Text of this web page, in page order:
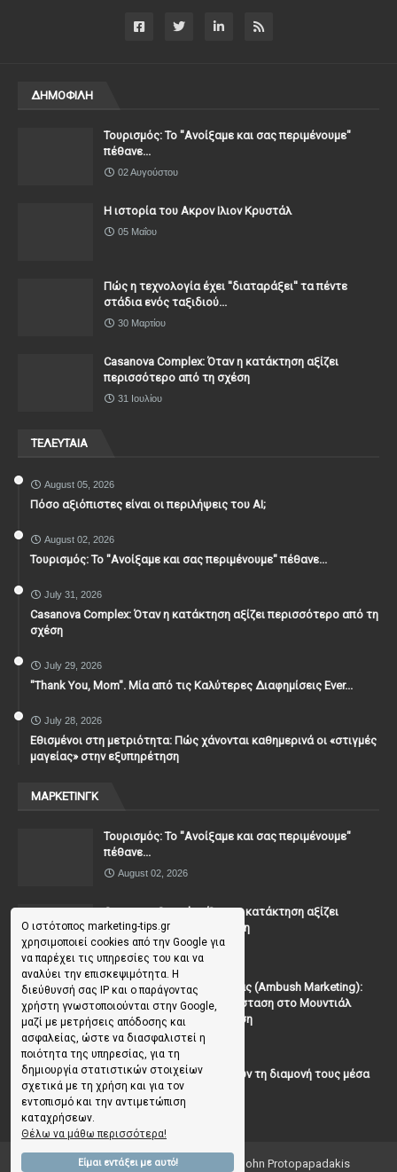
Ο ιστότοπος marketing-tips.gr
χρησιμοποιεί cookies από την Google για
να παρέχει τις υπηρεσίες του και να
αναλύει την επισκεψιμότητα. Η
διεύθυνσή σας IP και ο παράγοντας
χρήστη γνωστοποιούνται στην Google,
μαζί με μετρήσεις απόδοσης και
ασφαλείας, ώστε να διασφαλιστεί η
ποιότητα της υπηρεσίας, για τη
δημιουργία στατιστικών στοιχείων
σχετικά με τη χρήση και για τον
εντοπισμό και την αντιμετώπιση
καταχρήσεων.
Θέλω να μάθω περισσότερα!
Είμαι εντάξει με αυτό!
ΔΗΜΟΦΙΛΗ
Τουρισμός: Το "Ανοίξαμε και σας περιμένουμε"
πέθανε...
02 Αυγούστου
Η ιστορία του Ακρον Ιλιον Κρυστάλ
05 Μαΐου
Πώς η τεχνολογία έχει ''διαταράξει'' τα πέντε
στάδια ενός ταξιδιού...
30 Μαρτίου
Casanova Complex: Όταν η κατάκτηση αξίζει
περισσότερο από τη σχέση
31 Ιουλίου
ΤΕΛΕΥΤΑΙΑ
August 05, 2026
Πόσο αξιόπιστες είναι οι περιλήψεις του ΑΙ;
August 02, 2026
Τουρισμός: Το "Ανοίξαμε και σας περιμένουμε" πέθανε...
July 31, 2026
Casanova Complex: Όταν η κατάκτηση αξίζει περισσότερο από τη
σχέση
July 29, 2026
"Thank You, Mοm". Μία από τις Καλύτερες Διαφημίσεις Ever...
July 28, 2026
Εθισμένοι στη μετριότητα: Πώς χάνονται καθημερινά οι «στιγμές
μαγείας» στην εξυπηρέτηση
ΜΑΡΚΕΤΙΝΓΚ
Τουρισμός: Το "Ανοίξαμε και σας περιμένουμε"
πέθανε...
August 02, 2026
Casanova Complex: Όταν η κατάκτηση αξίζει
περισσότερο από τη σχέση
July 31, 2026
To Μάρκετινγκ της Ενέδρας (Ambush Marketing):
Πώς να κλέψεις την παράσταση στο Μουντιάλ
χωρίς (επίσημη) πρόσκληση
July 19, 2026
Γιατί οι επισκέπτες ξεχνούν τη διαμονή τους μέσα
σε 48 ώρες;
July 10, 2026
Copyright ©2026 Marketing Tips | by John Protopapadakis